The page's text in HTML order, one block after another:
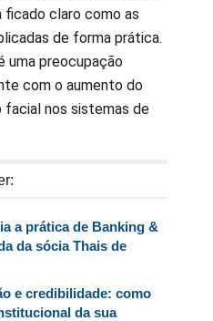
ficado claro como as
de forma prática.
uma preocupação
com o aumento do
nos sistemas de
a prática de Banking &
da sócia Thais de
e credibilidade: como
da sua